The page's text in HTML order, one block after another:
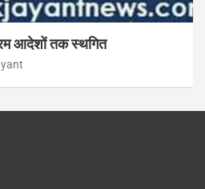
आदेशों तक स्थगित